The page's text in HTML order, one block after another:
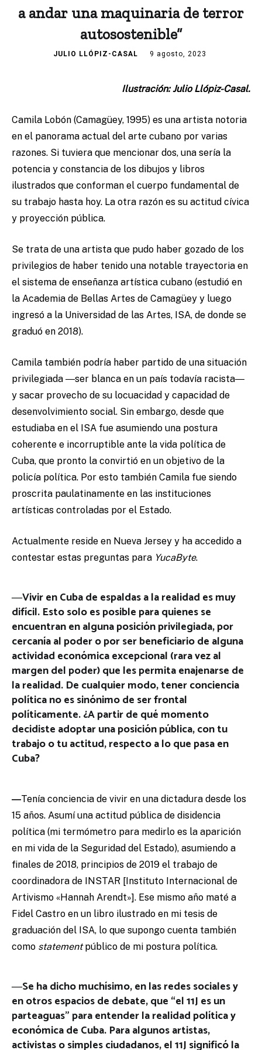
a andar una maquinaria de terror
autosostenible”
JULIO LLÓPIZ-CASAL 9 agosto, 2023
Ilustración: Julio Llópiz-Casal.
Camila Lobón (Camagüey, 1995) es una artista notoria
en el panorama actual del arte cubano por varias
razones. Si tuviera que mencionar dos, una sería la
potencia y constancia de los dibujos y libros
ilustrados que conforman el cuerpo fundamental de
su trabajo hasta hoy. La otra razón es su actitud cívica
y proyección pública.
Se trata de una artista que pudo haber gozado de los
privilegios de haber tenido una notable trayectoria en
el sistema de enseñanza artística cubano (estudió en
la Academia de Bellas Artes de Camagüey y luego
ingresó a la Universidad de las Artes, ISA, de donde se
graduó en 2018).
Camila también podría haber partido de una situación
privilegiada ―ser blanca en un país todavía racista―
y sacar provecho de su locuacidad y capacidad de
desenvolvimiento social. Sin embargo, desde que
estudiaba en el ISA fue asumiendo una postura
coherente e incorruptible ante la vida política de
Cuba, que pronto la convirtió en un objetivo de la
policía política. Por esto también Camila fue siendo
proscrita paulatinamente en las instituciones
artísticas controladas por el Estado.
Actualmente reside en Nueva Jersey y ha accedido a
contestar estas preguntas para YucaByte.
―Vivir en Cuba de espaldas a la realidad es muy
difícil. Esto solo es posible para quienes se
encuentran en alguna posición privilegiada, por
cercanía al poder o por ser beneficiario de alguna
actividad económica excepcional (rara vez al
margen del poder) que les permita enajenarse de
la realidad. De cualquier modo, tener conciencia
política no es sinónimo de ser frontal
políticamente. ¿A partir de qué momento
decidiste adoptar una posición pública, con tu
trabajo o tu actitud, respecto a lo que pasa en
Cuba?
―Tenía conciencia de vivir en una dictadura desde los
15 años. Asumí una actitud pública de disidencia
política (mi termómetro para medirlo es la aparición
en mi vida de la Seguridad del Estado), asumiendo a
finales de 2018, principios de 2019 el trabajo de
coordinadora de INSTAR [Instituto Internacional de
Artivismo «Hannah Arendt»]. Ese mismo año maté a
Fidel Castro en un libro ilustrado en mi tesis de
graduación del ISA, lo que supongo cuenta también
como statementpúblico de mi postura política.
―Se ha dicho muchísimo, en las redes sociales y
en otros espacios de debate, que “el 11J es un
parteaguas” para entender la realidad política y
económica de Cuba. Para algunos artistas,
activistas o simples ciudadanos, el 11J significó la